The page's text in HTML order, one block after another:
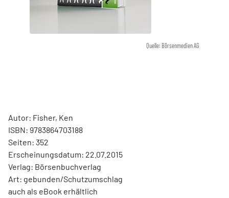
Quelle: Börsenmedien AG
Autor: Fisher, Ken
ISBN: 9783864703188
Seiten: 352
Erscheinungsdatum: 22.07.2015
Verlag: Börsenbuchverlag
Art: gebunden/Schutzumschlag
auch als eBook erhältlich